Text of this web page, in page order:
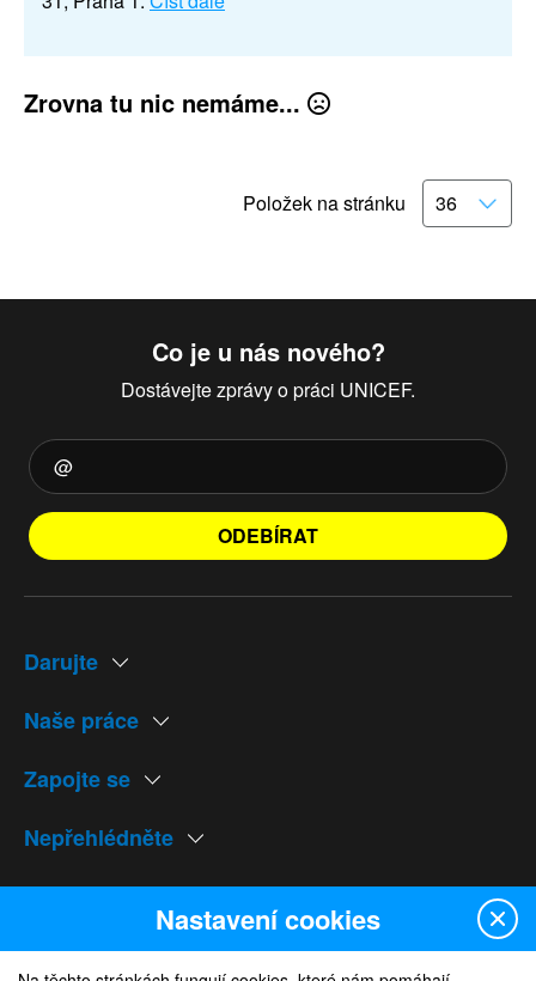
Zrovna tu nic nemáme...
Položek na stránku
Co je u nás nového?
Dostávejte zprávy o práci UNICEF.
ODEBÍRAT
Darujte
Naše práce
Zapojte se
Nepřehlédněte
Naše weby
Nastavení cookies